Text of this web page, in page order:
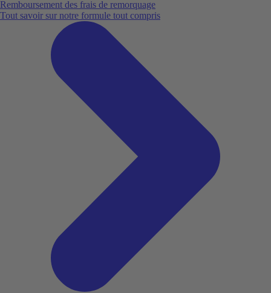
Remboursement des frais de remorquage
Tout savoir sur notre formule tout compris